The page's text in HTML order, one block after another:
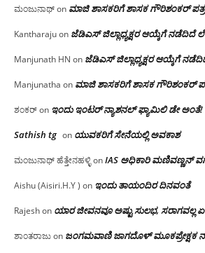
ಮಂಜುನಾಥ್on ಮಾಜಿ ಶಾಸಕರಿಗೆ ಶಾಸಕ ಗೌರಿಶಂಕರ್ ಪತ್ರ,
Kantharajuon ಜೆಡಿಎಸ್ ಜಿಲ್ಲಾಧ್ಯಕ್ಷರ ಆಯ್ಕೆಗೆ ನಡೆದಿದೆ
Manjunath HN on ಜೆಡಿಎಸ್ ಜಿಲ್ಲಾಧ್ಯಕ್ಷರ ಆಯ್ಕೆಗೆ
Manjunatha on ಮಾಜಿ ಶಾಸಕರಿಗೆ ಶಾಸಕ ಗೌರಿಶಂಕರ್
ಶಂಕರ್on ಇಂದು ಇಂಟರ್ ನ್ಯಾಶನಲ್ ಫ್ಯಾಮಿಲಿ ಡೇ ಅಂತೆ!
Sathish tg on ಯುವಕರಿಗೆ ಸೇನೆಯಲ್ಲಿ ಅವಕಾಶ
ಮಂಜುನಾಥ್ ಹೆತ್ತೇನಹಳ್ಳಿonIAS ಅಧಿಕಾರಿ ಮಣಿವಣ್ಣನ್
Aishu (Aisiri.H.Y ) on ಇಂದು ತಾಯಂದಿರ ದಿನವಂತೆ
Rajeshon ಯಾರ ಜೀವನವೂ ಅಷ್ಟು ಸುಲಭ, ಸರಾಗವಲ್ಲ
ಶಾಂತರಾಜುon ಜಂಗಮವಾಣಿ ಜಾಗದೊಳ್ ಮೂಕಪ್ರೇಕ್ಷಕ